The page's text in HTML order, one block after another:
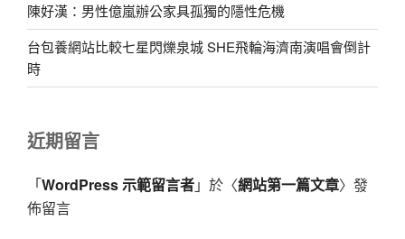
陳好漢：男性億嵐辦公家具孤獨的隱性危機
台包養網站比較七星閃爍泉城 SHE飛輪海濟南演唱會倒計
時
近期留言
「WordPress 示範留言者」於〈網站第一篇文章〉發
佈留言